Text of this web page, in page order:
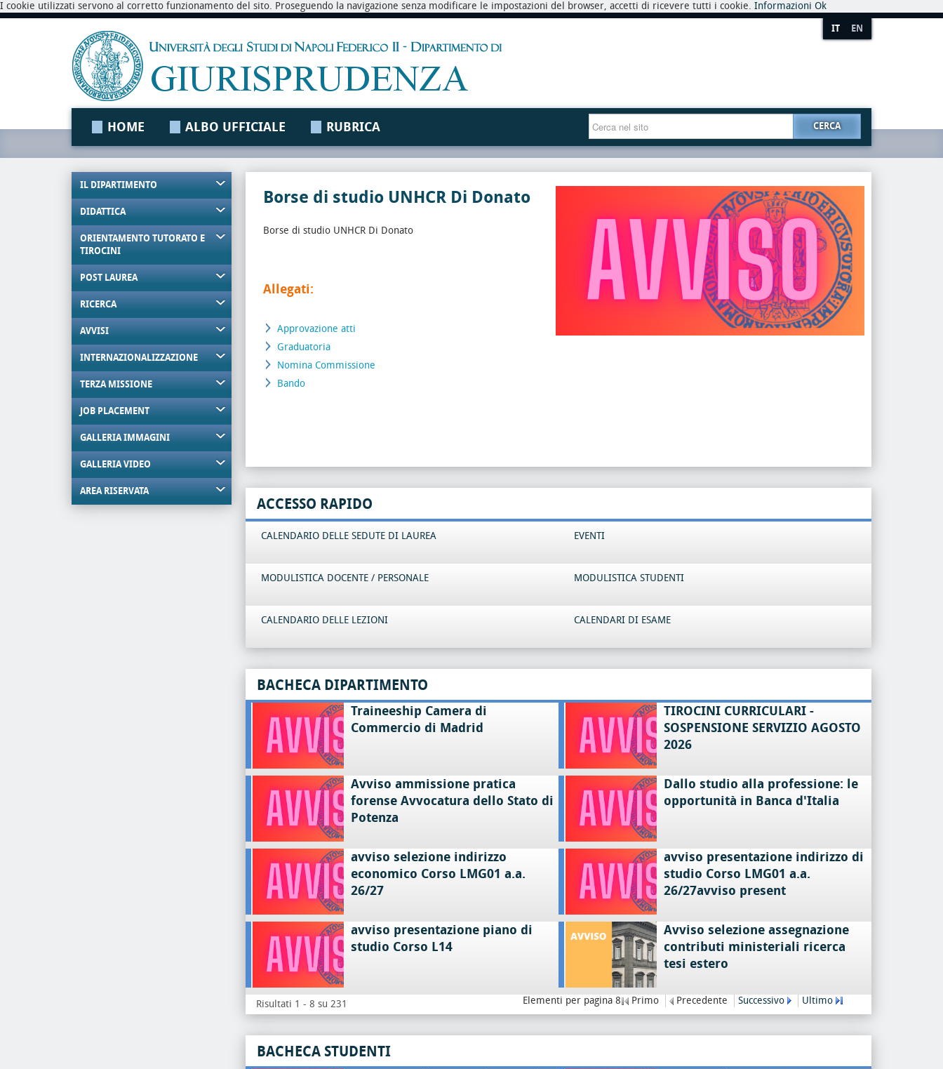
I cookie utilizzati servono al corretto funzionamento del sito. Proseguendo la navigazione senza modificare le impostazioni del browser, accetti di ricevere tutti i cookie. Informazioni Ok
IT EN
HOME ALBO UFFICIALE RUBRICA CERCA
IL DIPARTIMENTO
DIDATTICA
ORIENTAMENTO TUTORATO E
TIROCINI
POST LAUREA
RICERCA
AVVISI
INTERNAZIONALIZZAZIONE
TERZA MISSIONE
JOB PLACEMENT
GALLERIA IMMAGINI
GALLERIA VIDEO
AREA RISERVATA
Borse di studio UNHCR Di Donato
Borse di studio UNHCR Di Donato
Allegati:
Approvazione atti
Graduatoria
Nomina Commissione
Bando
ACCESSO RAPIDO
CALENDARIO DELLE SEDUTE DI LAUREA EVENTI
MODULISTICA DOCENTE / PERSONALE MODULISTICA STUDENTI
CALENDARIO DELLE LEZIONI CALENDARI DI ESAME
BACHECA DIPARTIMENTO
Traineeship Camera di
Commercio di Madrid
TIROCINI CURRICULARI -
SOSPENSIONE SERVIZIO AGOSTO
2026
Avviso ammissione pratica
forense Avvocatura dello Stato di
Potenza
Dallo studio alla professione: le
opportunità in Banca d'Italia
avviso selezione indirizzo
economico Corso LMG01 a.a.
26/27
avviso presentazione indirizzo di
studio Corso LMG01 a.a.
26/27avviso present
avviso presentazione piano di
studio Corso L14
Avviso selezione assegnazione
contributi ministeriali ricerca
tesi estero
Risultati 1 - 8 su 231 Elementi per pagina 8 Primo Precedente Successivo Ultimo
BACHECA STUDENTI